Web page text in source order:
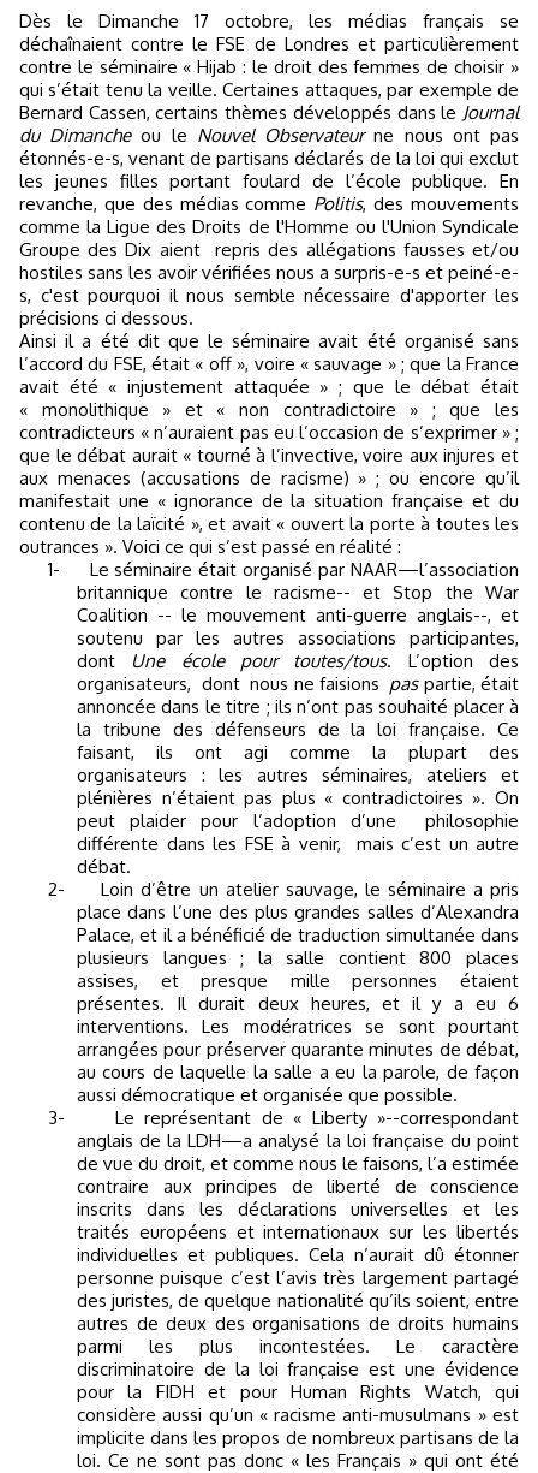
Dès le Dimanche 17 octobre, les médias français se
déchaînaient contre le FSE de Londres et particulièrement
contre le séminaire « Hijab : le droit des femmes de choisir »
qui s’était tenu la veille. Certaines attaques, par exemple de
Bernard Cassen, certains thèmes développés dans le Journal
du Dimancheou le Nouvel Observateurne nous ont pas
étonnés-e-s, venant de partisans déclarés de la loi qui exclut
les jeunes filles portant foulard de l’école publique. En
revanche, que des médias comme Politis, des mouvements
comme la Ligue des Droits de l'Homme ou l'Union Syndicale
Groupe des Dix aient
repris des allégations fausses et/ou
hostiles sans les avoir vérifiées nous a surpris-e-s et peiné-e-
s, c'est pourquoi il nous semble nécessaire d'apporter les
précisions ci dessous.
Ainsi il a été dit que le séminaire avait été organisé sans
l’accord du FSE, était « off », voire « sauvage » ; que la France
avait été « injustement attaquée » ; que le débat était
« monolithique » et « non contradictoire » ; que les
contradicteurs « n’auraient pas eu l’occasion de s’exprimer » ;
que le débat aurait « tourné à l’invective, voire aux injures et
aux menaces (accusations de racisme) » ; ou encore qu’il
manifestait une « ignorance de la situation française et du
contenu de la laïcité », et avait « ouvert la porte à toutes les
outrances ». Voici ce qui s’est passé en réalité :
1-
Le séminaire était organisé par NAAR—l’association
britannique contre le racisme-- et Stop the War
Coalition -- le mouvement anti-guerre anglais--, et
soutenu par les autres associations participantes,
dont Une école pour toutes/tous. L’option des
organisateurs, dont nous ne faisions paspartie, était
annoncée dans le titre ; ils n’ont pas souhaité placer à
la tribune des défenseurs de la loi française. Ce
faisant, ils ont agi comme la plupart des
organisateurs : les autres séminaires, ateliers et
plénières n’étaient pas plus « contradictoires ». On
peut plaider pour l’adoption d’une
philosophie
différente dans les FSE à venir,
mais c’est un autre
débat.
2-
Loin d’être un atelier sauvage, le séminaire a pris
place dans l’une des plus grandes salles d’Alexandra
Palace, et il a bénéficié de traduction simultanée dans
plusieurs langues ; la salle contient 800 places
assises, et presque mille personnes étaient
présentes. Il durait deux heures, et il y a eu 6
interventions. Les modératrices se sont pourtant
arrangées pour préserver quarante minutes de débat,
au cours de laquelle la salle a eu la parole, de façon
aussi démocratique et organisée que possible.
3-
Le représentant de « Liberty »--correspondant
anglais de la LDH—a analysé la loi française du point
de vue du droit, et comme nous le faisons, l’a estimée
contraire aux principes de liberté de conscience
inscrits dans les déclarations universelles et les
traités européens et internationaux sur les libertés
individuelles et publiques. Cela n’aurait dû étonner
personne puisque c’est l’avis très largement partagé
des juristes, de quelque nationalité qu’ils soient, entre
autres de deux des organisations de droits humains
parmi les plus incontestées. Le caractère
discriminatoire de la loi française est une évidence
pour la FIDH et pour Human Rights Watch, qui
considère aussi qu’un « racisme anti-musulmans » est
implicite dans les propos de nombreux partisans de la
loi. Ce ne sont pas donc « les Français » qui ont été